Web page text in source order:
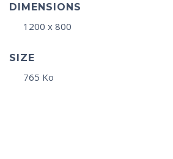
DIMENSIONS
1200 x 800
SIZE
765 Ko